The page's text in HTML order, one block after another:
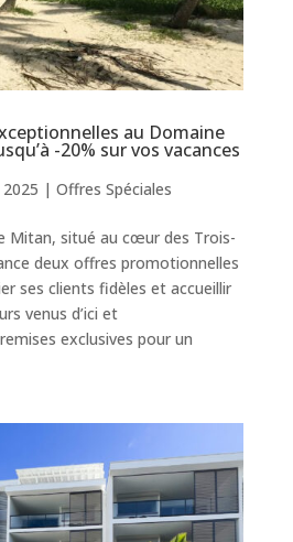
au Domaine
-20% sur vos vacances
2025 | Offres Spéciales
Mitan, situé au cœur des Trois-
deux offres promotionnelles
ses clients fidèles et accueillir
venus d’ici et
exclusives pour un